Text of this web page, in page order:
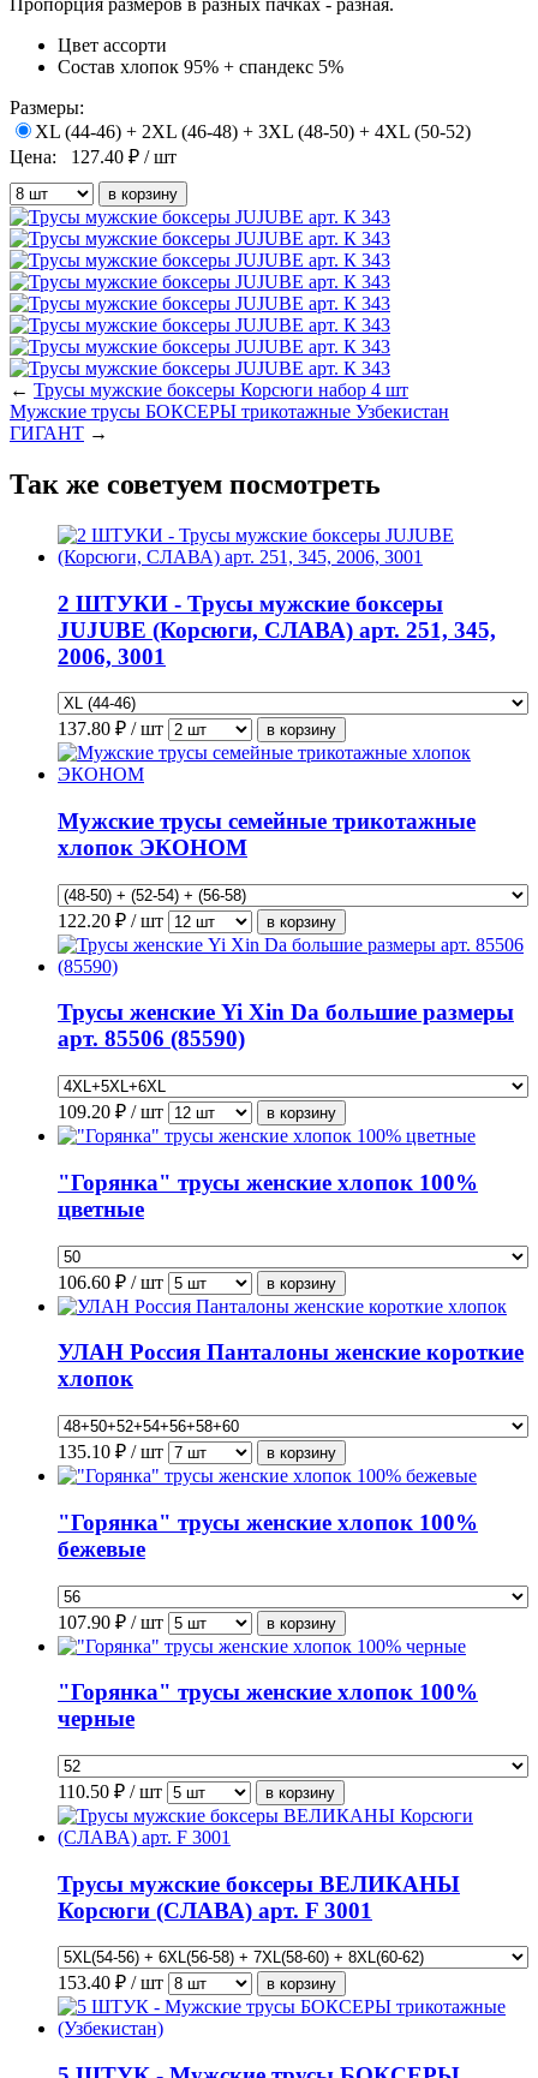
Пропорция размеров в разных пачках - разная.
Цвет ассорти
Состав хлопок 95% + спандекс 5%
Размеры:
XL (44-46) + 2XL (46-48) + 3XL (48-50) + 4XL (50-52)
Цена:
127.40 ₽ / шт
← Трусы мужские боксеры Корсюги набор 4 шт
Мужские трусы БОКСЕРЫ трикотажные Узбекистан
ГИГАНТ →
Так же советуем посмотреть
2 ШТУКИ - Трусы мужские боксеры
JUJUBE (Корсюги, СЛАВА) арт. 251, 345,
2006, 3001
137.80 ₽ / шт
Мужские трусы семейные трикотажные
хлопок ЭКОНОМ
122.20 ₽ / шт
Трусы женские Yi Xin Da большие размеры
арт. 85506 (85590)
109.20 ₽ / шт
"Горянка" трусы женские хлопок 100%
цветные
106.60 ₽ / шт
УЛАН Россия Панталоны женские короткие
хлопок
135.10 ₽ / шт
"Горянка" трусы женские хлопок 100%
бежевые
107.90 ₽ / шт
"Горянка" трусы женские хлопок 100%
черные
110.50 ₽ / шт
Трусы мужские боксеры ВЕЛИКАНЫ
Корсюги (СЛАВА) арт. F 3001
153.40 ₽ / шт